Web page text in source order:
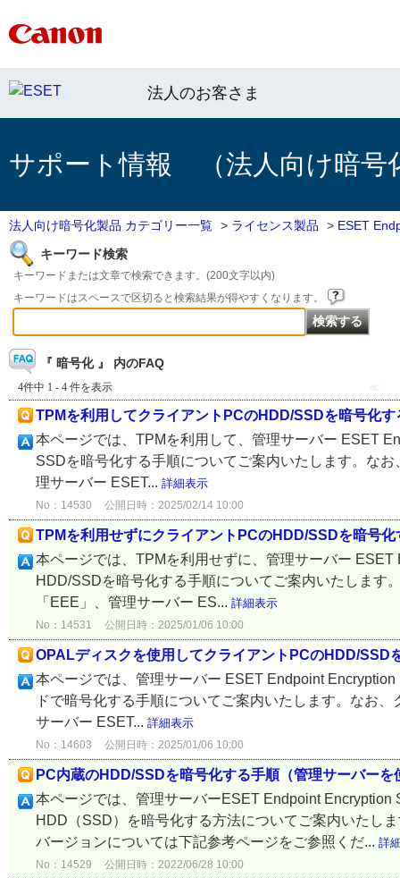
法人のお客さま
サポート情報 （法人向け暗号
法人向け暗号化製品 カテゴリー一覧 > ライセンス製品 > ESET
キーワード検索
キーワードまたは文章で検索できます。(200文字以内)
キーワードはスペースで区切ると検索結果が得やすくなります。
『 暗号化 』 内のFAQ
4件中 1 - 4 件を表示 ≪
TPMを利用してクライアントPCのHDD/SSDを暗号化す
本ページでは、TPMを利用して、管理サーバー ESET
SSDを暗号化する手順についてご案内いたします。な
理サーバー ESET... 詳細表示
No：14530 公開日時：2025/02/14 10:00
TPMを利用せずにクライアントPCのHDD/SSDを暗号化
本ページでは、TPMを利用せずに、管理サーバー
HDD/SSDを暗号化する手順についてご案内いたします
「EEE」、管理サーバー ES... 詳細表示
No：14531 公開日時：2025/01/06 10:00
OPALディスクを使用してクライアントPCのHDD/SSD
本ページでは、管理サーバー ESET Endpoint
ドで暗号化する手順についてご案内いたします。なお
サーバー ESET... 詳細表示
No：14603 公開日時：2025/01/06 10:00
PC内蔵のHDD/SSDを暗号化する手順（管理サーバーを
本ページでは、管理サーバーESET Endpoint
HDD（SSD）を暗号化する方法についてご案内いたし
バージョンについては下記参考ページをご参照くだ... 詳
No：14529 公開日時：2022/06/28 10:00